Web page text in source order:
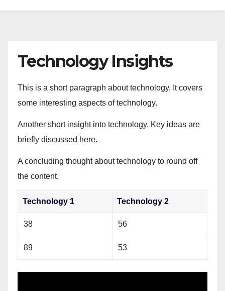
Technology Insights
This is a short paragraph about technology. It covers
some interesting aspects of technology.
Another short insight into technology. Key ideas are
briefly discussed here.
A concluding thought about technology to round off
the content.
Technology 1 Technology 2
38 56
89 53